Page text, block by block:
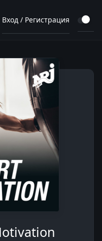
Вход / Регистрация